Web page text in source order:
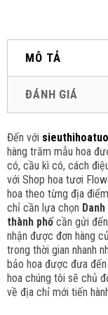
MÔ TẢ
ĐÁNH GIÁ
Đến với
hàng trăm mẫu hoa
có, cầu kì có, cách
với Shop hoa tươi
hoa theo từng địa
chỉ cần lựa chọn
thành phố cần gửi đến
nhận được đơn hàng
trong thời gian nhanh
bảo hoa được đưa
hoa chúng tôi sẽ chủ
về địa chỉ mới tiến